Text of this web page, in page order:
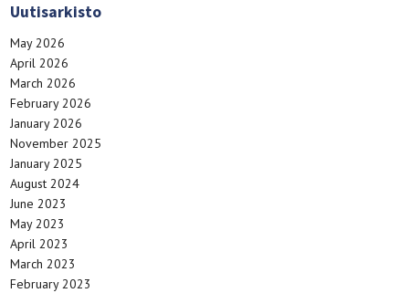
Uutisarkisto
May 2026
April 2026
March 2026
February 2026
January 2026
November 2025
January 2025
August 2024
June 2023
May 2023
April 2023
March 2023
February 2023